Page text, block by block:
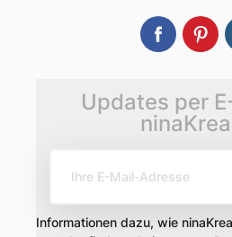
Updates per
Informationen dazu, wie